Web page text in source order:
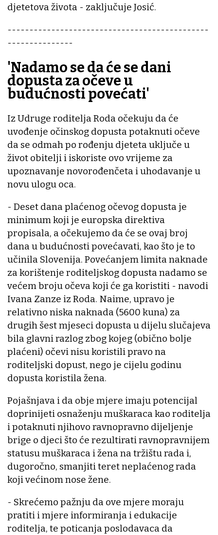
djetetova života - zaključuje Josić.
----------------------------------------------
---------------
'Nadamo se da će se dani
dopusta za očeve u
budućnosti povećati'
Iz Udruge roditelja Roda očekuju da će
uvođenje očinskog dopusta potaknuti očeve
da se odmah po rođenju djeteta uključe u
život obitelji i iskoriste ovo vrijeme za
upoznavanje novorođenčeta i uhodavanje u
novu ulogu oca.
- Deset dana plaćenog očevog dopusta je
minimum koji je europska direktiva
propisala, a očekujemo da će se ovaj broj
dana u budućnosti povećavati, kao što je to
učinila Slovenija. Povećanjem limita naknade
za korištenje roditeljskog dopusta nadamo se
većem broju očeva koji će ga koristiti - navodi
Ivana Zanze iz Roda. Naime, upravo je
relativno niska naknada (5600 kuna) za
drugih šest mjeseci dopusta u dijelu slučajeva
bila glavni razlog zbog kojeg (obično bolje
plaćeni) očevi nisu koristili pravo na
roditeljski dopust, nego je cijelu godinu
dopusta koristila žena.
Pojašnjava i da obje mjere imaju potencijal
doprinijeti osnaženju muškaraca kao roditelja
i potaknuti njihovo ravnopravno dijeljenje
brige o djeci što će rezultirati ravnopravnijem
statusu muškaraca i žena na tržištu rada i,
dugoročno, smanjiti teret neplaćenog rada
koji većinom nose žene.
- Skrećemo pažnju da ove mjere moraju
pratiti i mjere informiranja i edukacije
roditelja, te poticanja poslodavaca da